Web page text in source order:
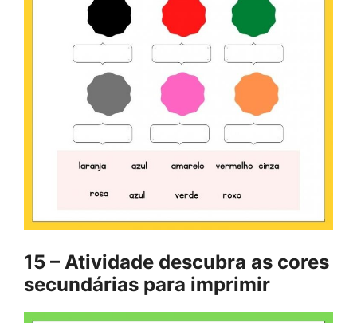
15 – Atividade descubra as cores
secundárias para imprimir